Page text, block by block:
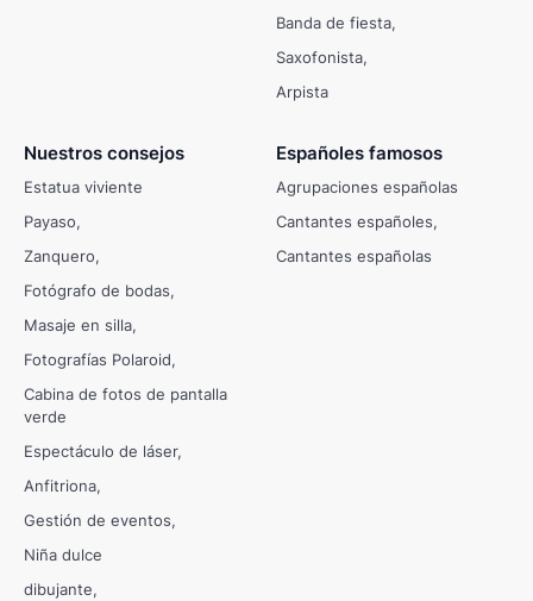
Banda de fiesta
Saxofonista
Arpista
Nuestros consejos
Estatua viviente
Payaso
Zanquero
Fotógrafo de bodas
Masaje en silla
Fotografías Polaroid
Cabina de fotos de pantalla
verde
Espectáculo de láser
Anfitriona
Gestión de eventos
Niña dulce
dibujante
Españoles famosos
Agrupaciones españolas
Cantantes españoles
Cantantes españolas